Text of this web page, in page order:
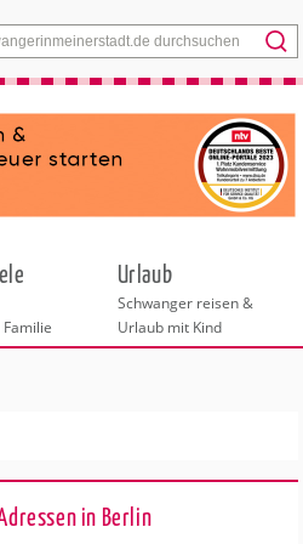
Menü
Urlaub
Schwanger reisen &
Urlaub mit Kind
in Berlin